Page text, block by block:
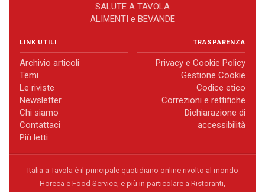
SALUTE A TAVOLA
ALIMENTI e BEVANDE
LINK UTILI
Archivio articoli
Temi
Le riviste
Newsletter
Chi siamo
Contattaci
Più letti
TRASPARENZA
Privacy e Cookie Policy
Gestione Cookie
Codice etico
Correzioni e rettifiche
Dichiarazione di
accessibilità
Italia a Tavola è il principale quotidiano online rivolto al mondo
Horeca e Food Service, e più in particolare a Ristoranti,